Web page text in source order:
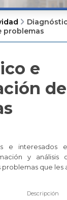
problemas
e
de
e interesados
y análisis
que les
Descripción